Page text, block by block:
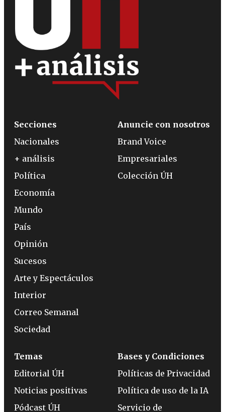
Secciones
Nacionales
+ análisis
Política
Economía
Mundo
País
Opinión
Sucesos
Arte y Espectáculos
Interior
Correo Semanal
Sociedad
Anuncie con nosotros
Brand Voice
Empresariales
Colección ÚH
Temas
Editorial ÚH
Noticias positivas
Pódcast ÚH
Bases y Condiciones
Políticas de Privacidad
Política de uso de la IA
Servicio de